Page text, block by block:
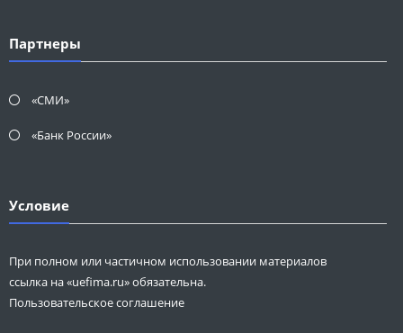
Партнеры
«СМИ»
«Банк России»
Условие
При полном или частичном использовании материалов
ссылка на «uefima.ru» обязательна.
Пользовательское соглашение